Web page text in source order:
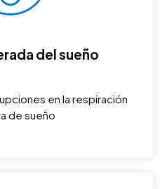
del sueño
en la respiración
de sueño